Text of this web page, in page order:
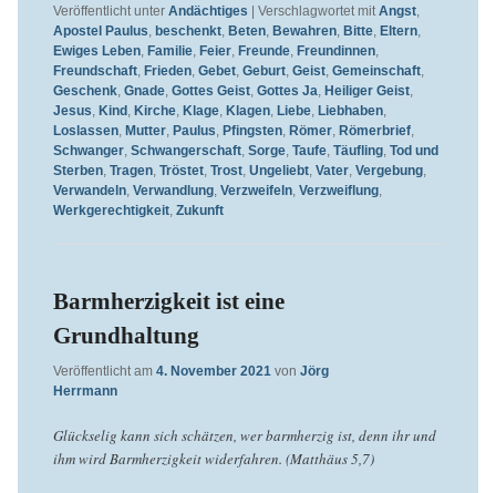
Veröffentlicht unter Andächtiges Verschlagwortet mit Angst,
Apostel Paulus, beschenkt, Beten, Bewahren, Bitte, Eltern,
Ewiges Leben, Familie, Feier, Freunde, Freundinnen,
Freundschaft, Frieden, Gebet, Geburt, Geist, Gemeinschaft,
Geschenk, Gnade, Gottes Geist, Gottes Ja, Heiliger Geist,
Jesus, Kind , Kirche, Klage, Klagen, Liebe, Liebhaben,
Loslassen, Mutter, Paulus, Pfingsten, Römer, Römerbrief,
Schwanger, Schwangerschaft, Sorge, Taufe, Täufling, Tod und
Sterben, Tragen, Tröstet, Trost, Ungeliebt, Vater, Vergebung,
Verwandeln, Verwandlung, Verzweifeln, Verzweiflung,
Werkgerechtigkeit, Zukunft
Barmherzigkeit ist eine
Grundhaltung
Veröffentlicht am 4. November 2021 von Jörg
Herrmann
Glückselig kann sich schätzen, wer barmherzig ist, denn ihr und
ihm wird Barmherzigkeit widerfahren. (Matthäus 5,7)